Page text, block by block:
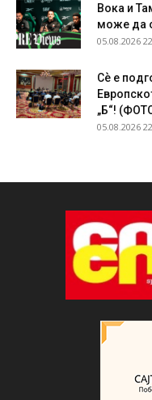
Вока и
може да
05.08.2026
Сѐ е
„Б“!
05.08.2026